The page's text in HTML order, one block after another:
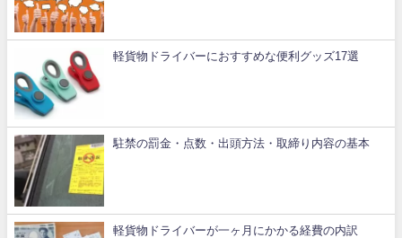
軽貨物ドライバーにおすすめな便利グッズ17選
駐禁の罰金・点数・出頭方法・取締り内容の基本
軽貨物ドライバーが一ヶ月にかかる経費の内訳